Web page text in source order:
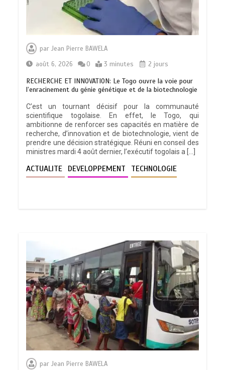
parJean Pierre BAWELA
août 6, 2026
0 3 minutes 2 jours
RECHERCHE ET INNOVATION: Le Togo ouvre la voie pour
l’enracinement du génie génétique et de la biotechnologie
C’est un tournant décisif pour la communauté
scientifique togolaise. En effet, le Togo, qui
ambitionne de renforcer ses capacités en matière de
recherche, d’innovation et de biotechnologie, vient de
prendre une décision stratégique. Réuni en conseil des
ministres mardi 4 août dernier, l’exécutif togolais a […]
ACTUALITE DEVELOPPEMENT TECHNOLOGIE
parJean Pierre BAWELA